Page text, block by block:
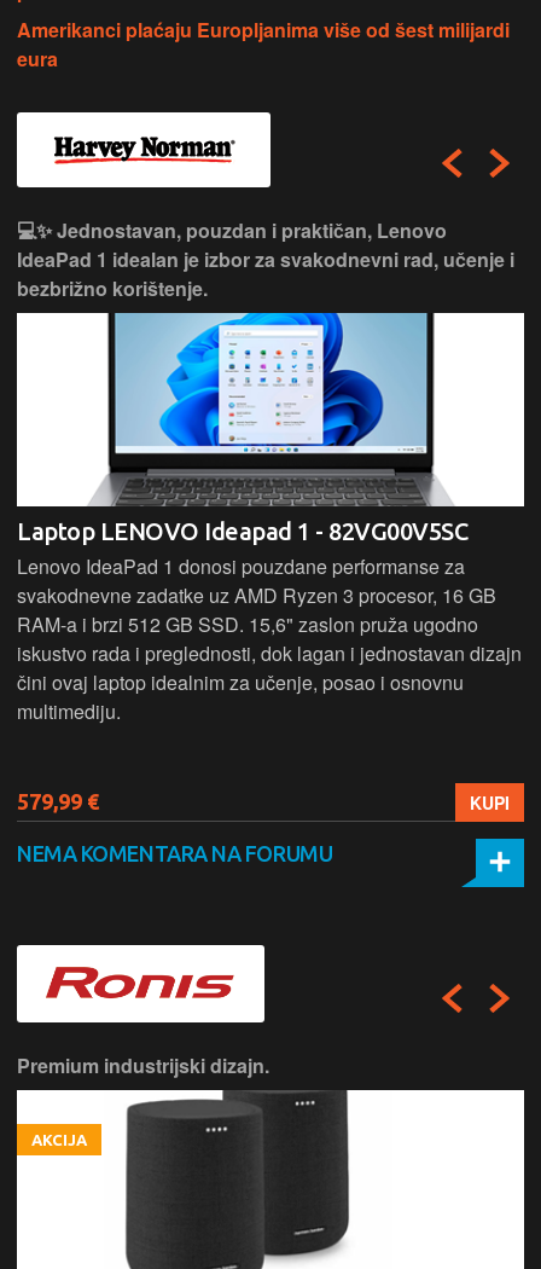
Amerikanci plaćaju Europljanima više od šest milijardi
eura
💻✨ Jednostavan, pouzdan i praktičan, Lenovo
IdeaPad 1 idealan je izbor za svakodnevni rad, učenje i
bezbrižno korištenje.
Laptop LENOVO Ideapad 1 - 82VG00V5SC
Lenovo IdeaPad 1 donosi pouzdane performanse za
svakodnevne zadatke uz AMD Ryzen 3 procesor, 16 GB
RAM-a i brzi 512 GB SSD. 15,6" zaslon pruža ugodno
iskustvo rada i preglednosti, dok lagan i jednostavan dizajn
čini ovaj laptop idealnim za učenje, posao i osnovnu
multimediju.
579,99 € KUPI
NEMA KOMENTARA NA FORUMU
Premium industrijski dizajn.
AKCIJA